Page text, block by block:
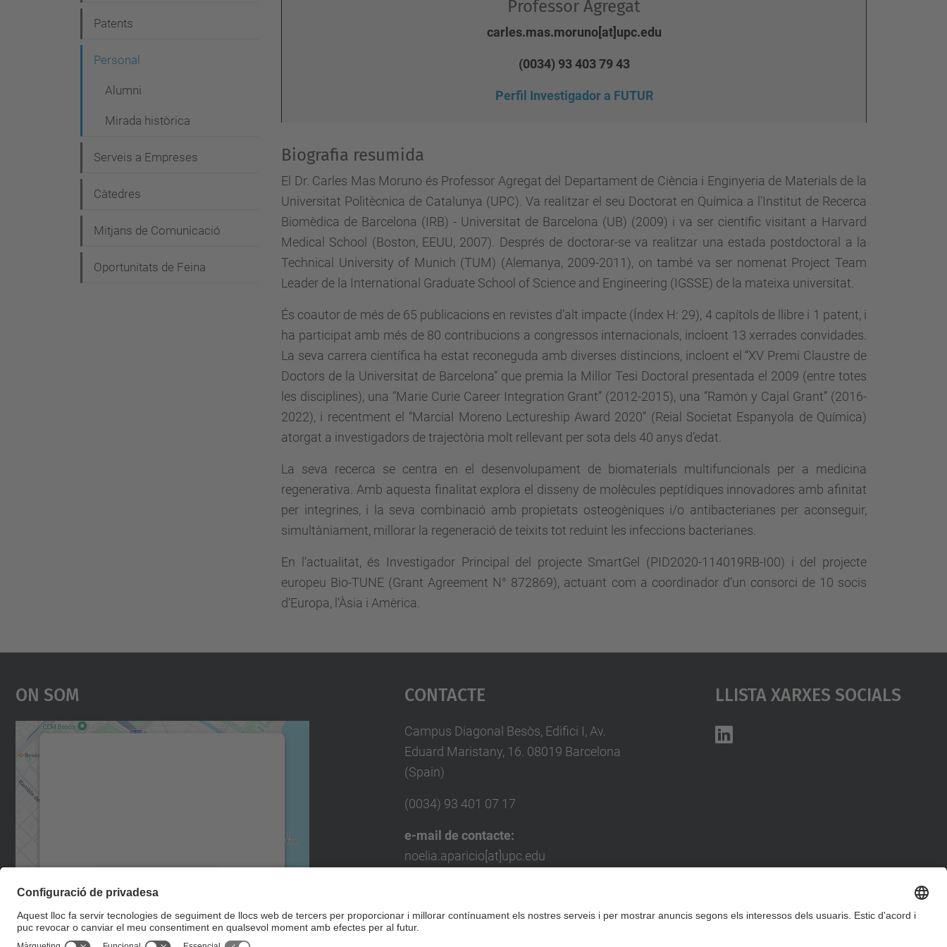
Professor Agregat
carles.mas.moruno[at]upc.edu
(0034) 93 403 79 43
Perfil Investigador a FUTUR
Biografia resumida
El Dr. Carles Mas Moruno és Professor Agregat del Departament de Ciència i Enginyeria de Materials de la
Universitat Politècnica de Catalunya (UPC). Va realitzar el seu Doctorat en Química a l’Institut de Recerca
Biomèdica de Barcelona (IRB) - Universitat de Barcelona (UB) (2009) i va ser científic visitant a Harvard
Medical School (Boston, EEUU, 2007). Després de doctorar-se va realitzar una estada postdoctoral a la
Technical University of Munich (TUM) (Alemanya, 2009-2011), on també va ser nomenat Project Team
Leader de la International Graduate School of Science and Engineering (IGSSE) de la mateixa universitat.
És coautor de més de 65 publicacions en revistes d’alt impacte (Índex H: 29), 4 capítols de llibre i 1 patent, i
ha participat amb més de 80 contribucions a congressos internacionals, incloent 13 xerrades convidades.
La seva carrera científica ha estat reconeguda amb diverses distincions, incloent el “XV Premi Claustre de
Doctors de la Universitat de Barcelona” que premia la Millor Tesi Doctoral presentada el 2009 (entre totes
les disciplines), una “Marie Curie Career Integration Grant” (2012-2015), una “Ramón y Cajal Grant” (2016-
2022), i recentment el “Marcial Moreno Lectureship Award 2020” (Reial Societat Espanyola de Química)
atorgat a investigadors de trajectòria molt rellevant per sota dels 40 anys d’edat.
La seva recerca se centra en el desenvolupament de biomaterials multifuncionals per a medicina
regenerativa. Amb aquesta finalitat explora el disseny de molècules peptídiques innovadores amb afinitat
per integrines, i la seva combinació amb propietats osteogèniques i/o antibacterianes per aconseguir,
simultàniament, millorar la regeneració de teixits tot reduint les infeccions bacterianes.
En l’actualitat, és Investigador Principal del projecte SmartGel (PID2020-114019RB-I00) i del projecte
europeu Bio-TUNE (Grant Agreement N° 872869), actuant com a coordinador d’un consorci de 10 socis
d’Europa, l’Àsia i Amèrica.
g
a
Patents
Personal
Alumni
Mirada històrica
Serveis a Empreses
Càtedres
Mitjans de Comunicació
Oportunitats de Feina
On Som
Accepta
powered by Usercentrics Consent
Contacte
Campus Diagonal Besòs, Edifici I, Av.
Eduard Maristany, 16. 08019 Barcelona
(Spain)
(0034) 93 401 07 17
e-mail de contacte:
noelia.aparicio[at]upc.edu
Llista Xarxes Socials